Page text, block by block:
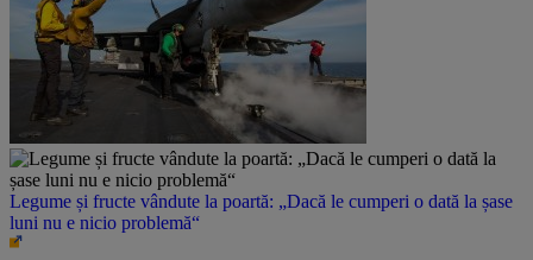
Legume și fructe vândute la poartă: „Dacă le cumperi o dată la șase
luni nu e nicio problemă“